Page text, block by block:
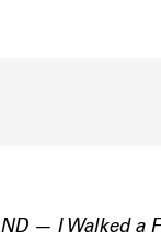
— I Walked a